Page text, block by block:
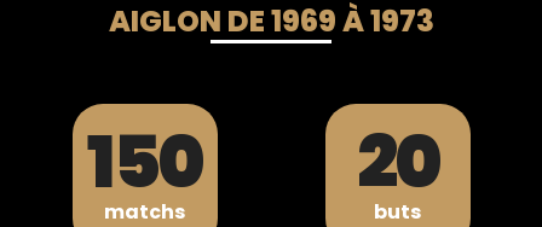
AIGLON DE 1969 À 1973
150
matchs 20
buts